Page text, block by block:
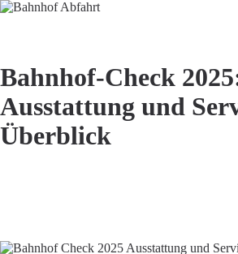
Bahnhof-Check
Ausstattung und
Überblick